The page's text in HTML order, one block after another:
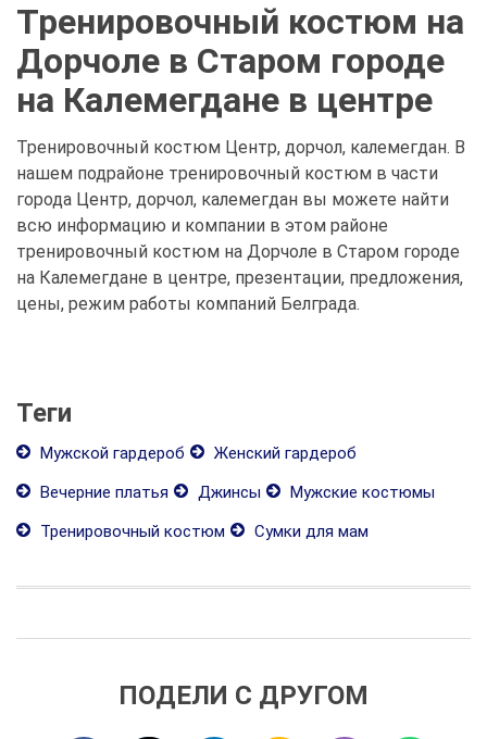
Тренировочный костюм на
Дорчоле в Старом городе
на Калемегдане в центре
Тренировочный костюм Центр, дорчол, калемегдан. В
нашем подрайоне тренировочный костюм в части
города Центр, дорчол, калемегдан вы можете найти
всю информацию и компании в этом районе
тренировочный костюм на Дорчоле в Старом городе
на Калемегдане в центре, презентации, предложения,
цены, режим работы компаний Белграда.
Теги
Мужской гардероб
Женский гардероб
Вечерние платья
Джинсы
Мужские костюмы
Тренировочный костюм
Сумки для мам
ПОДЕЛИ С ДРУГОМ